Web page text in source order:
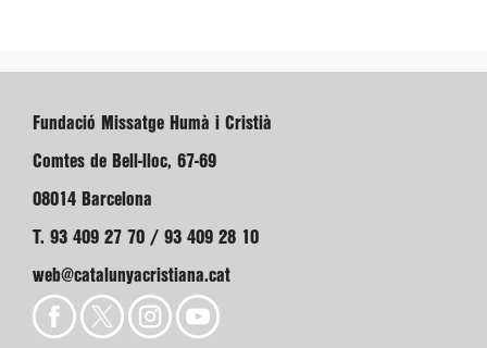
Fundació Missatge Humà i Cristià
Comtes de Bell-lloc, 67-69
08014 Barcelona
T. 93 409 27 70 / 93 409 28 10
web@catalunyacristiana.cat